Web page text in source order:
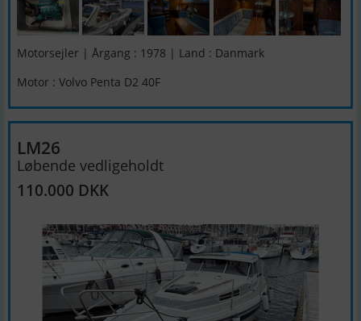
Motorsejler | Årgang : 1978 | Land : Danmark
Motor : Volvo Penta D2 40F
LM26
Løbende vedligeholdt
110.000 DKK